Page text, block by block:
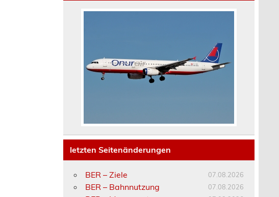
letzten Seitenänderungen
BER – Ziele 07.08.2026
BER – Bahnnutzung 07.08.2026